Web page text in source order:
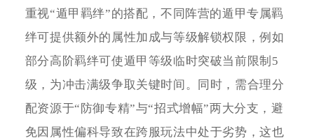
重视“遁甲羁绊”的搭配，不同阵营的遁甲专属羁
绊可提供额外的属性加成与等级解锁权限，例如
部分高阶羁绊可使遁甲等级临时突破当前限制5
级，为冲击满级争取关键时间。同时，需合理分
配资源于“防御专精”与“招式增幅”两大分支，避
免因属性偏科导致在跨服玩法中处于劣势，这也